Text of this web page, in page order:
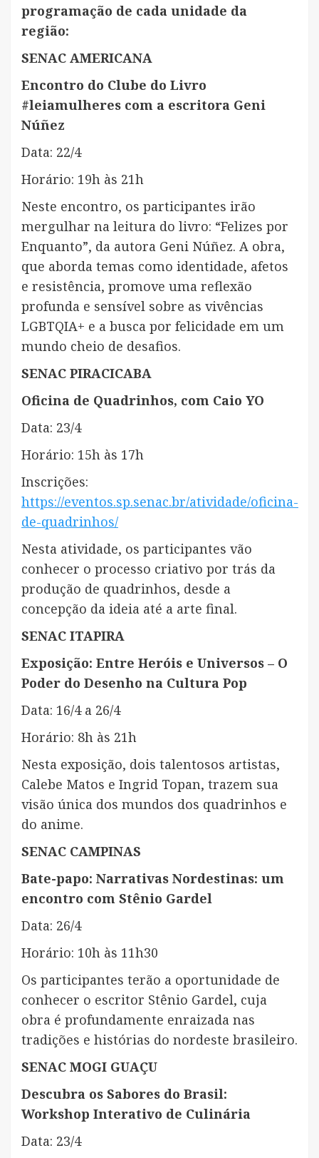
programação de cada unidade da
região:
SENAC AMERICANA
Encontro do Clube do Livro
#leiamulheres com a escritora Geni
Núñez
Data: 22/4
Horário: 19h às 21h
Neste encontro, os participantes irão
mergulhar na leitura do livro: “Felizes por
Enquanto”, da autora Geni Núñez. A obra,
que aborda temas como identidade, afetos
e resistência, promove uma reflexão
profunda e sensível sobre as vivências
LGBTQIA+ e a busca por felicidade em um
mundo cheio de desafios.
SENAC PIRACICABA
Oficina de Quadrinhos, com Caio YO
Data: 23/4
Horário: 15h às 17h
Inscrições:
https://eventos.sp.senac.br/atividade/oficina-
de-quadrinhos/
Nesta atividade, os participantes vão
conhecer o processo criativo por trás da
produção de quadrinhos, desde a
concepção da ideia até a arte final.
SENAC ITAPIRA
Exposição: Entre Heróis e Universos – O
Poder do Desenho na Cultura Pop
Data: 16/4 a 26/4
Horário: 8h às 21h
Nesta exposição, dois talentosos artistas,
Calebe Matos e Ingrid Topan, trazem sua
visão única dos mundos dos quadrinhos e
do anime.
SENAC CAMPINAS
Bate-papo: Narrativas Nordestinas: um
encontro com Stênio Gardel
Data: 26/4
Horário: 10h às 11h30
Os participantes terão a oportunidade de
conhecer o escritor Stênio Gardel, cuja
obra é profundamente enraizada nas
tradições e histórias do nordeste brasileiro.
SENAC MOGI GUAÇU
Descubra os Sabores do Brasil:
Workshop Interativo de Culinária
Data: 23/4